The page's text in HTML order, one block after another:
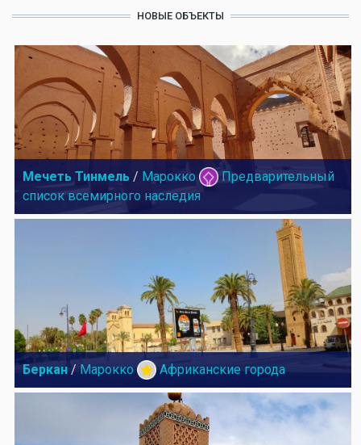
НОВЫЕ ОБЪЕКТЫ
Мечеть Тинмель / Марокко
Предварительный
список всемирного наследия
Беркан / Марокко Африканские города